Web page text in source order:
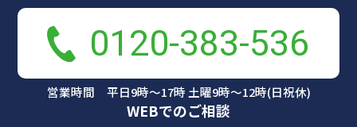
0120-383-536
営業時間 平日9時～17時 土曜9時～12時(日祝休)
WEBでのご相談